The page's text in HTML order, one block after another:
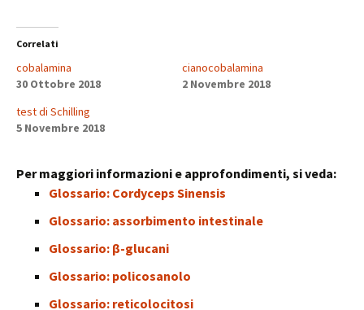
Correlati
cobalamina
30 Ottobre 2018
cianocobalamina
2 Novembre 2018
test di Schilling
5 Novembre 2018
Per maggiori informazioni e approfondimenti, si veda:
Glossario: Cordyceps Sinensis
Glossario: assorbimento intestinale
Glossario: β-glucani
Glossario: policosanolo
Glossario: reticolocitosi